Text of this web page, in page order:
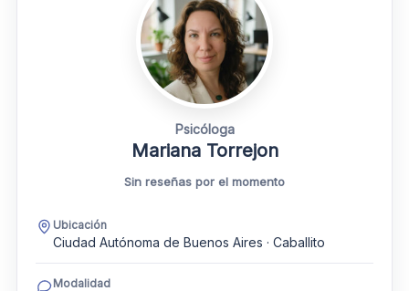
Psicóloga
Mariana Torrejon
Sin reseñas por el momento
Ubicación
Ciudad Autónoma de Buenos Aires · Caballito
Modalidad